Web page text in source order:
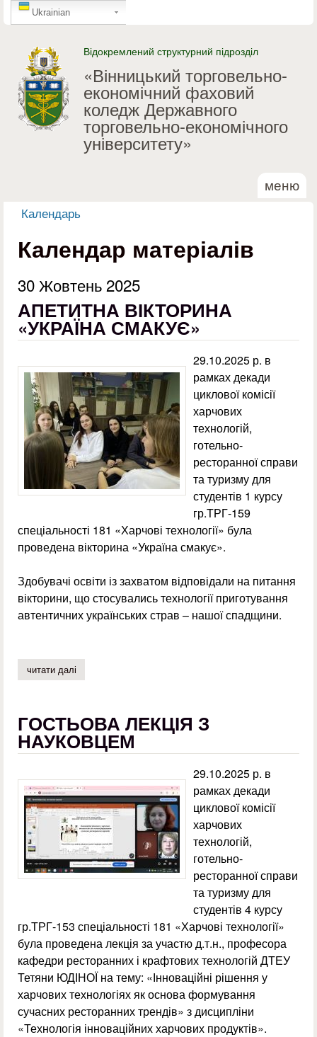
Перейти до основного
GTranslate
Ukrainian
Відокремлений структурний підрозділ
«Вінницький торговельно-
економічний фаховий
коледж Державного
торговельно-економічного
університету»
меню
Ви є тут
Календарь
Календар матеріалів
30 Жовтень 2025
АПЕТИТНА ВІКТОРИНА
«УКРАЇНА СМАКУЄ»
29.10.2025 р. в
рамках декади
циклової комісії
харчових
технологій,
готельно-
ресторанної справи
та туризму для
студентів 1 курсу
гр.ТРГ-159
спеціальності 181 «Харчові технології» була
проведена вікторина «Україна смакує».
Здобувачі освіти із захватом відповідали на питання
вікторини, що стосувались технології приготування
автентичних українських страв – нашої спадщини.
читати далі
ГОСТЬОВА ЛЕКЦІЯ З
НАУКОВЦЕМ
29.10.2025 р. в
рамках декади
циклової комісії
харчових
технологій,
готельно-
ресторанної справи
та туризму для
студентів 4 курсу
гр.ТРГ-153 спеціальності 181 «Харчові технології»
була проведена лекція за участю д.т.н., професора
кафедри ресторанних і крафтових технологій ДТЕУ
Тетяни ЮДІНОЇ на тему: «Інноваційні рішення у
харчових технологіях як основа формування
сучасних ресторанних трендів» з дисципліни
«Технологія інноваційних харчових продуктів».